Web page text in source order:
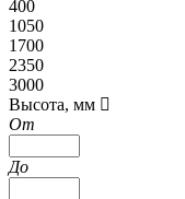
400
1050
1700
2350
3000
Высота, мм
От
До